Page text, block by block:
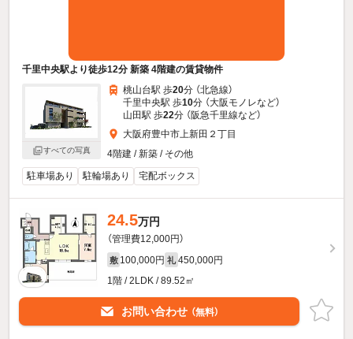
千里中央駅より徒歩12分 新築 4階建の賃貸物件
すべての写真
桃山台駅 歩20分 （北急線）
千里中央駅 歩10分 （大阪モノレなど）
山田駅 歩22分 （阪急千里線など）
大阪府豊中市上新田２丁目
4階建 / 新築 / その他
駐車場あり
駐輪場あり 宅配ボックス
24.5万円
（管理費12,000円）
敷 100,000円 礼 450,000円
1階 / 2LDK / 89.52㎡
お問い合わせ （無料）